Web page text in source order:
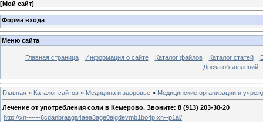
[Мой сайт]
Форма входа
Меню сайта
Главная страница Информация о сайте Каталог файлов Каталог статей
Доска объявлений
Главная » Каталог сайтов » Медицина и здоровье » Медицинские организации и
Лечение от употребления соли в Кемерово. Звоните: 8 (913) 203-30-20
http://xn------6cdanbraaga4aea3age0aigdevmb1bo4p.xn--p1ai/